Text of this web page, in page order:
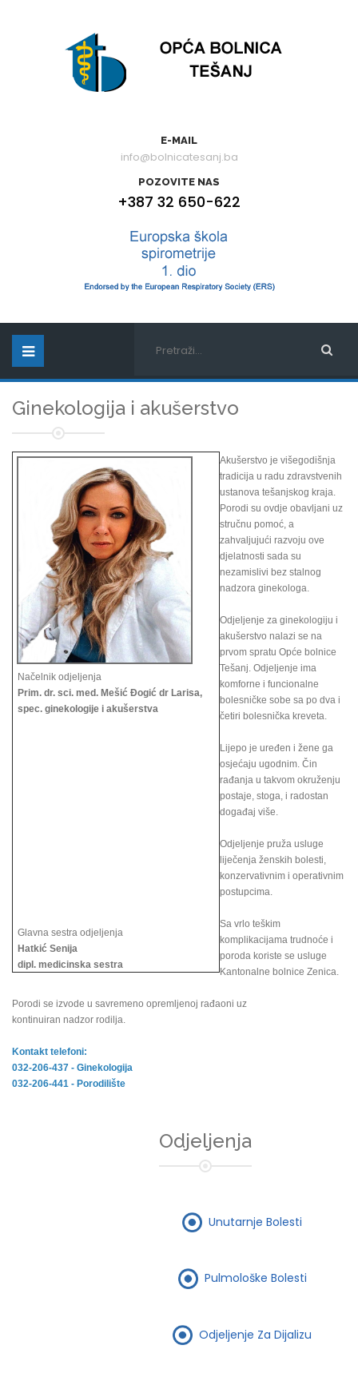
E-MAIL
info@bolnicatesanj.ba
POZOVITE NAS
+387 32 650-622
Ginekologija i akušerstvo
Načelnik odjeljenja
Prim. dr. sci. med. Mešić Đogić dr Larisa,
spec. ginekologije i akušerstva
Glavna sestra odjeljenja
Hatkić Senija
dipl. medicinska sestra
Akušerstvo je višegodišnja
tradicija u radu zdravstvenih
ustanova tešanjskog kraja.
Porodi su ovdje obavljani uz
stručnu pomoć, a
zahvaljujući razvoju ove
djelatnosti sada su
nezamislivi bez stalnog
nadzora ginekologa.
Odjeljenje za ginekologiju i
akušerstvo nalazi se na
prvom spratu Opće bolnice
Tešanj. Odjeljenje ima
komforne i funcionalne
bolesničke sobe sa po dva i
četiri bolesnička kreveta.
Lijepo je uređen i žene ga
osjećaju ugodnim. Čin
rađanja u takvom okruženju
postaje, stoga, i radostan
događaj više.
Odjeljenje pruža usluge
liječenja ženskih bolesti,
konzervativnim i operativnim
postupcima.
Sa vrlo teškim
komplikacijama trudnoće i
poroda koriste se usluge
Kantonalne bolnice Zenica.
Porodi se izvode u savremeno opremljenoj rađaoni uz
kontinuiran nadzor rodilja.
Kontakt telefoni:
032-206-437 - Ginekologija
032-206-441 - Porodilište
Odjeljenja
Unutarnje Bolesti
Pulmološke Bolesti
Odjeljenje Za Dijalizu